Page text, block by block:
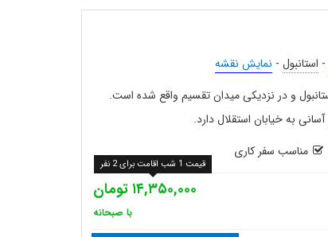
- استانبول - نمایش نقشه
و در نزدیکی میدان تقسیم واقع شده است.
به خیابان استقلال دارد.
مناسب سفر کاری
۱۴,۳۵۰,۰۰۰ تومان
با صبحانه
قیمت 1 شب اقامت برای 2 نفر